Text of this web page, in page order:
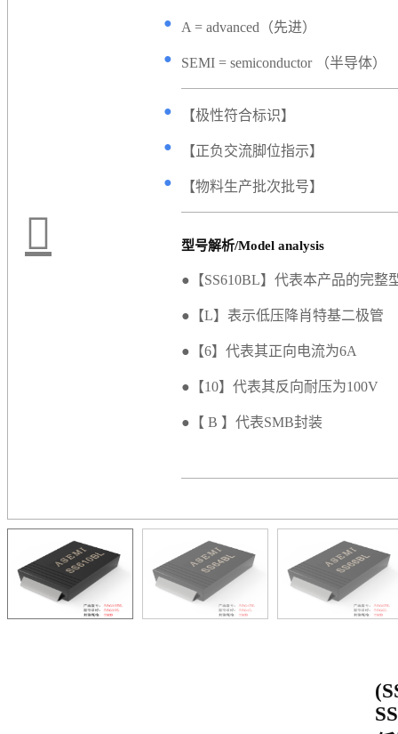
● A = advanced（先进）
● SEMI = semiconductor （半导体）
● 【极性符合标识】
● 【正负交流脚位指示】
● 【物料生产批次批号】
型号解析/Model analysis
●【SS610BL】代表本产品的完整
●【L】表示低压降肖特基二极管
●【6】代表其正向电流为6A
●【10】代表其反向耐压为100V
●【 B 】代表SMB封装